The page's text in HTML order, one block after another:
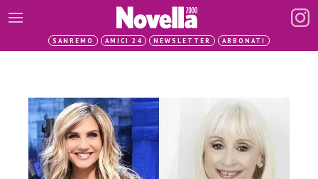
SANREMO AMICI 24 NEWSLETTER ABBONATI